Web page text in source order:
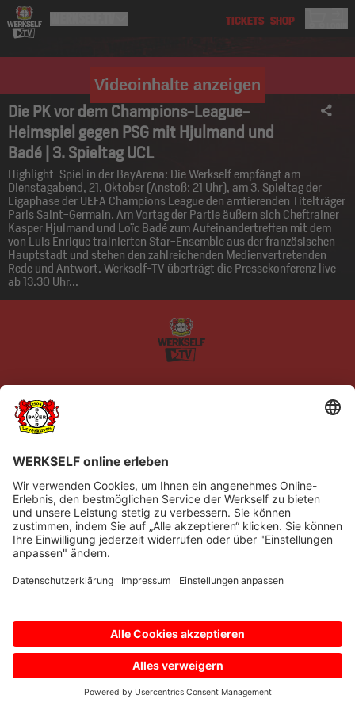
Videoinhalte anzeigen
Die PK vor dem Champions-League-
Heimspiel gegen PSG mit Hjulmand und
Badé | 3. Spieltag UCL
Highlight-Spiel in der BayArena: Die Werkself empfängt am
Dienstagabend, 21. Oktober (Anstoß: 21 Uhr), am 3. Spieltag der
Ligaphase der UEFA Champions League den amtierenden Titelträger
Paris Saint-Germain. Am Vortag der Partie äußern sich Cheftrainer
Kasper Hjulmand und Loïc Badé zum Aufeinandertreffen mit dem
von Luis Enrique trainierten Star-Ensemble aus der französischen
Hauptstadt und stehen den zahlreichenden Medienvertretenden
Rede und Antwort. Werkself-TV überträgt die Pressekonferenz live
ab 13.30 Uhr...